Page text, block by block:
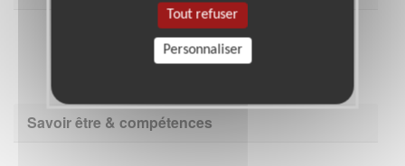
Savoir être & compétences
Tout refuser
Personnaliser